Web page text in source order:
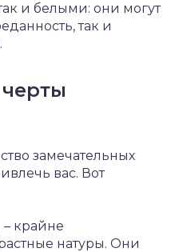
и белыми: они могут
так и
замечательных
вас. Вот
крайне
натуры. Они